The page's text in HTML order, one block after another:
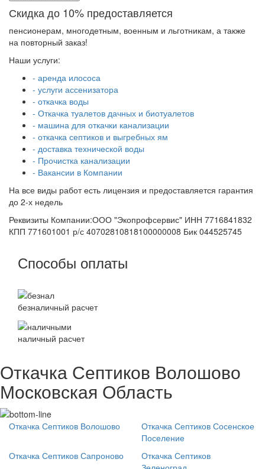
Скидка до 10% предоставляется
пенсионерам, многодетным, военным и льготникам, а также
на повторный заказ!
Наши услуги:
- аренда илососа
- услуги ассенизатора
- откачка воды
- Откачка туалетов дачных и биотуалетов
- машина для откачки канализации
- откачка септиков и выгребных ям
- доставка технической воды
- Прочистка канализации
- Вакансии в Компании
На все виды работ есть лицензия и предоставляется гарантия
до 2-х недель
Реквизиты Компании:ООО "Экопрофсервис" ИНН 7716841832
КПП 771601001 р/с 40702810818100000008 Бик 044525745
Способы оплаты
безналичный расчет
наличный расчет
Откачка Септиков Волошово
Московская Область
Откачка Септиков Волошово
Откачка Септиков Сосенское
Поселение
Откачка Септиков Сапроново
Откачка Септиков